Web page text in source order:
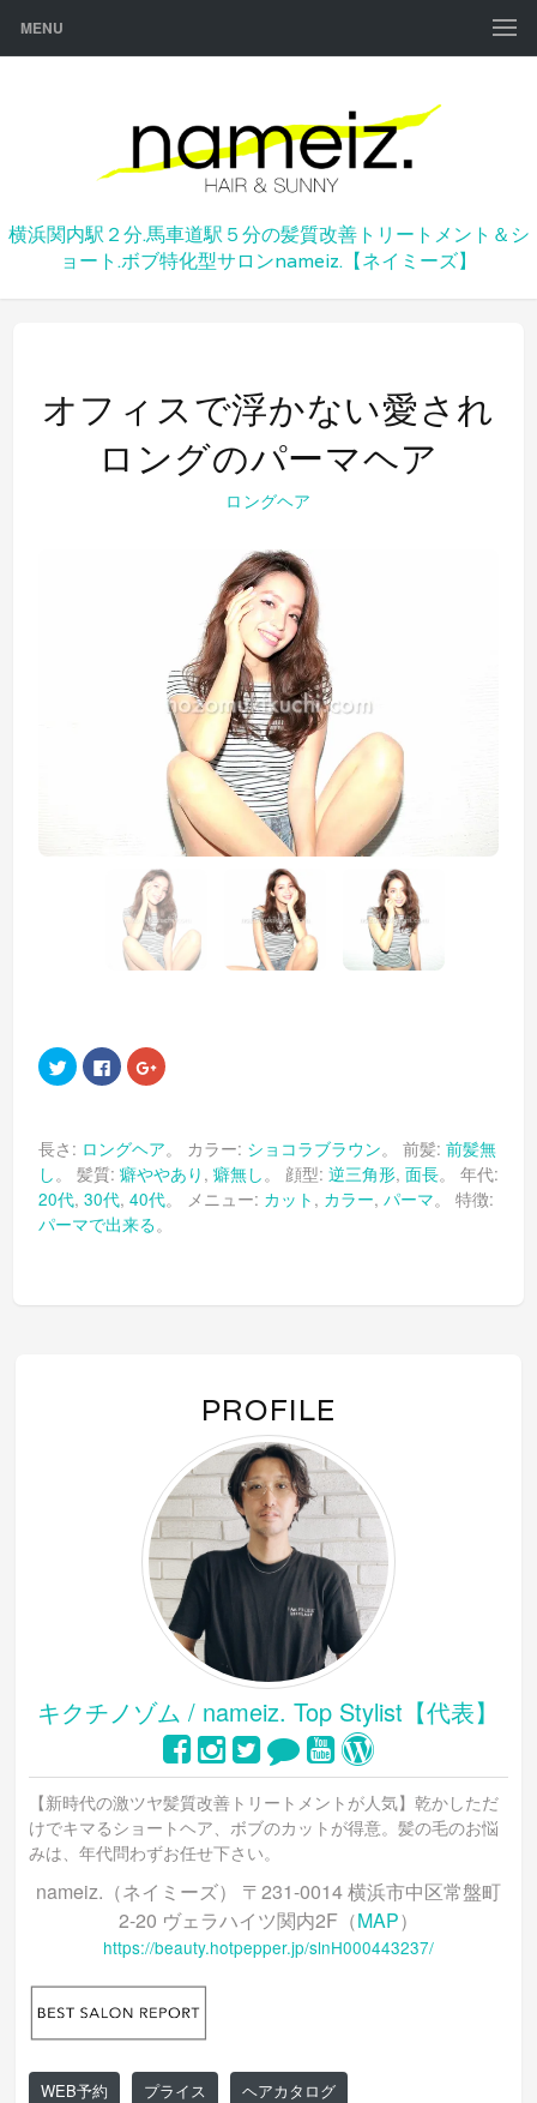
MENU
横浜関内駅２分.馬車道駅５分の髪質改善トリートメント＆シ
ョート.ボブ特化型サロンnameiz.【ネイミーズ】
オフィスで浮かない愛され
ロングのパーマヘア
ロングヘア
ク
リ
Twitter
で
共
有
(新
し
い
ウ
Facebook
で
に
は
ク
リ
ッ
ク
し
い
ク
リ
Google+
で
共
有
(新
い
ウ
長さ: ロングヘア。 カラー: ショコラブラウン。 前髪: 前髪無
し 。 髪質: 癖ややあり , 癖無し 。 顔型: 逆三角形, 面長。 年代:
20代, 30代, 40代。 メニュー: カット , カラー, パーマ。 特徴:
パーマで出来る。
PROFILE
キクチノゾム / nameiz. Top Stylist【代表】
【新時代の激ツヤ髪質改善トリートメントが人気】乾かしただ
けでキマるショートヘア、ボブのカットが得意。髪の毛のお悩
みは、年代問わずお任せ下さい。
nameiz.（ネイミーズ） 〒231-0014 横浜市中区常盤町
2-20 ヴェラハイツ関内2F（MAP）
https://beauty.hotpepper.jp/slnH000443237/
WEB予約 プライス ヘアカタログ